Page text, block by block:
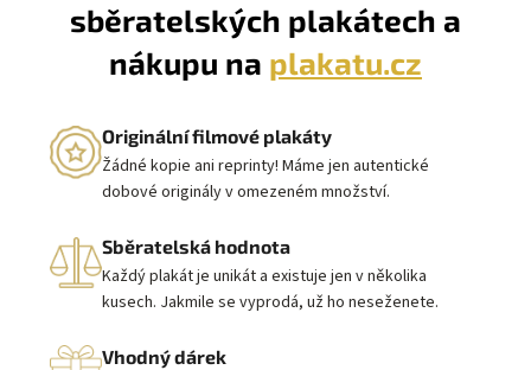
sběratelských plakátech a
nákupu na plakatu.cz
Originální filmové plakáty
Žádné kopie ani reprinty! Máme jen autentické
dobové originály v omezeném množství.
Sběratelská hodnota
Každý plakát je unikát a existuje jen v několika
kusech. Jakmile se vyprodá, už ho neseženete.
Vhodný dárek